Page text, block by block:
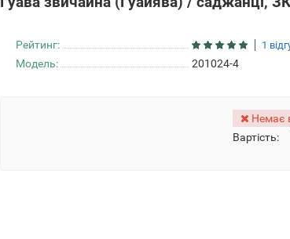
Рейтинг: 1
Модель: 201024-4
Немає
Вартість: